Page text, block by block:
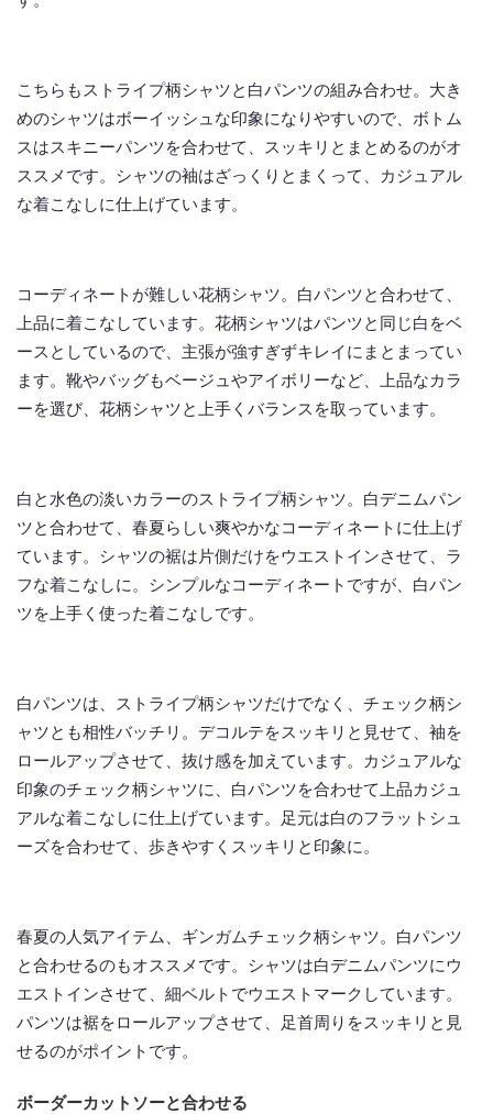
こちらもストライプ柄シャツと白パンツの組み合わせ。大き
めのシャツはボーイッシュな印象になりやすいので、ボトム
スはスキニーパンツを合わせて、スッキリとまとめるのがオ
ススメです。シャツの袖はざっくりとまくって、カジュアル
な着こなしに仕上げています。
コーディネートが難しい花柄シャツ。白パンツと合わせて、
上品に着こなしています。花柄シャツはパンツと同じ白をベ
ースとしているので、主張が強すぎずキレイにまとまってい
ます。靴やバッグもベージュやアイボリーなど、上品なカラ
ーを選び、花柄シャツと上手くバランスを取っています。
白と水色の淡いカラーのストライプ柄シャツ。白デニムパン
ツと合わせて、春夏らしい爽やかなコーディネートに仕上げ
ています。シャツの裾は片側だけをウエストインさせて、ラ
フな着こなしに。シンプルなコーディネートですが、白パン
ツを上手く使った着こなしです。
白パンツは、ストライプ柄シャツだけでなく、チェック柄シ
ャツとも相性バッチリ。デコルテをスッキリと見せて、袖を
ロールアップさせて、抜け感を加えています。カジュアルな
印象のチェック柄シャツに、白パンツを合わせて上品カジュ
アルな着こなしに仕上げています。足元は白のフラットシュ
ーズを合わせて、歩きやすくスッキリと印象に。
春夏の人気アイテム、ギンガムチェック柄シャツ。白パンツ
と合わせるのもオススメです。シャツは白デニムパンツにウ
エストインさせて、細ベルトでウエストマークしています。
パンツは裾をロールアップさせて、足首周りをスッキリと見
せるのがポイントです。
ボーダーカットソーと合わせる